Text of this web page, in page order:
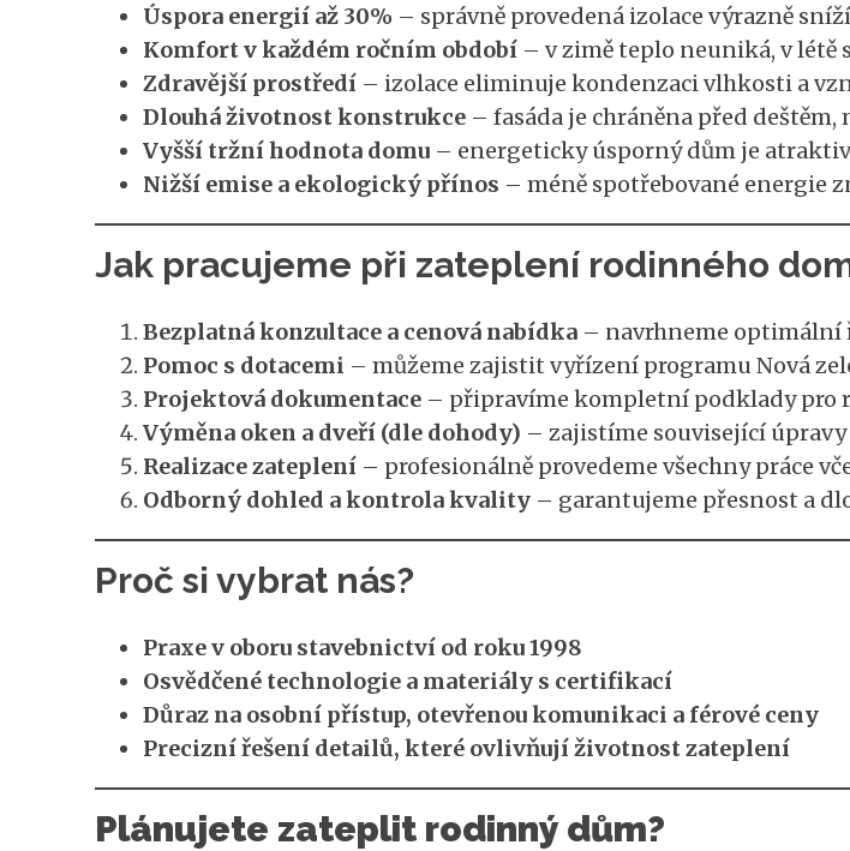
Úspora energií až 30% – správně provedená izolace výrazně
Komfort v každém ročním období– v zimě teplo neuniká, v létě
Zdravější prostředí– izolace eliminuje kondenzaci vlhkosti a
Dlouhá životnost konstrukce– fasáda je chráněna před deštěm,
Vyšší tržní hodnota domu– energeticky úsporný dům je
Nižší emise a ekologický přínos – méně spotřebované energie
Jak pracujeme při zateplení rodinného
Bezplatná konzultace a cenová nabídka– navrhneme optimální
Pomoc s dotacemi – můžeme zajistit vyřízení programu Nová
Projektová dokumentace– připravíme kompletní podklady pro
Výměna oken a dveří (dle dohody) – zajistíme související
Realizace zateplení– profesionálně provedeme všechny práce
Odborný dohled a kontrola kvality– garantujeme přesnost a
Proč si vybrat nás?
Praxe v oboru stavebnictví od roku 1998
Osvědčené technologie a materiály s certifikací
Důraz na osobní přístup, otevřenou komunikaci a férové ceny
Precizní řešení detailů, které ovlivňují životnost zateplení
Plánujete zateplit rodinný dům?